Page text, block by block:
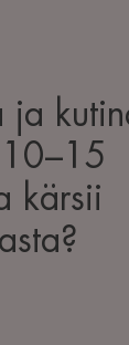
ja
kärsii